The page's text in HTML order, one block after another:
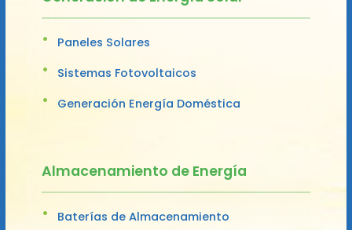
Paneles Solares
Sistemas Fotovoltaicos
Generación Energía Doméstica
Almacenamiento de Energía
Baterías de Almacenamiento